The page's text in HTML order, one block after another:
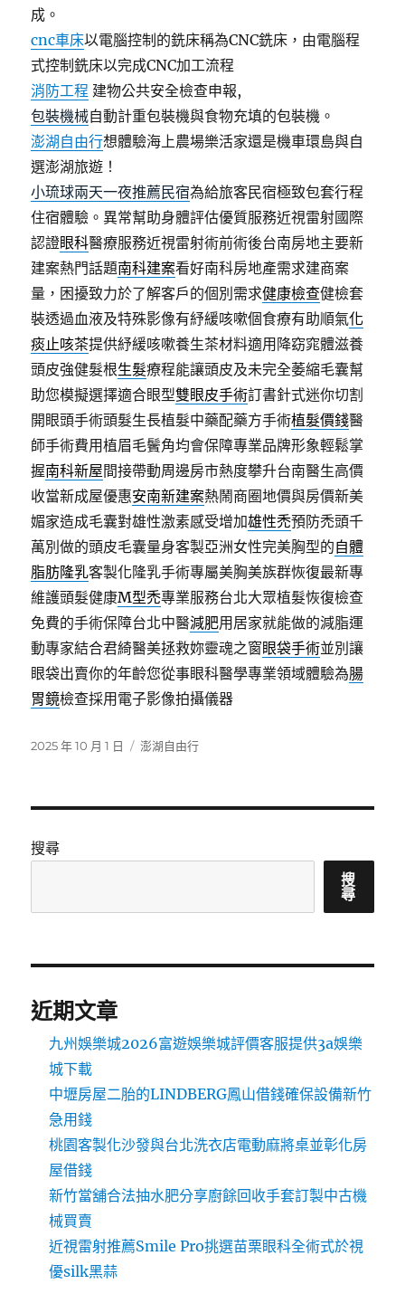
成。
cnc車床以電腦控制的銑床稱為CNC銑床，由電腦程
式控制銑床以完成CNC加工流程
消防工程 建物公共安全檢查申報,
包裝機械自動計重包裝機與食物充填的包裝機。
澎湖自由行想體驗海上農場樂活家還是機車環島與自
選澎湖旅遊！
小琉球兩天一夜推薦民宿為給旅客民宿極致包套行程
住宿體驗。異常幫助身體評估優質服務近視雷射國際
認證眼科醫療服務近視雷射術前術後台南房地主要新
建案熱門話題南科建案看好南科房地產需求建商案
量，困擾致力於了解客戶的個別需求健康檢查健檢套
裝透過血液及特殊影像有紓緩咳嗽個食療有助順氣化
痰止咳茶提供紓緩咳嗽養生茶材料適用降窈窕體滋養
頭皮強健髮根生髮療程能讓頭皮及未完全萎縮毛囊幫
助您模擬選擇適合眼型雙眼皮手術訂書針式迷你切割
開眼頭手術頭髮生長植髮中藥配藥方手術植髮價錢醫
師手術費用植眉毛鬢角均會保障專業品牌形象輕鬆掌
握南科新屋間接帶動周邊房市熱度攀升台南醫生高價
收當新成屋優惠安南新建案熱鬧商圈地價與房價新美
媚家造成毛囊對雄性激素感受增加雄性禿預防禿頭千
萬別做的頭皮毛囊量身客製亞洲女性完美胸型的自體
脂肪隆乳客製化隆乳手術專屬美胸美族群恢復最新專
維護頭髮健康M型禿專業服務台北大眾植髮恢復檢查
免費的手術保障台北中醫減肥用居家就能做的減脂運
動專家結合君綺醫美拯救妳靈魂之窗眼袋手術並別讓
眼袋出賣你的年齡您從事眼科醫學專業領域體驗為腸
胃鏡檢查採用電子影像拍攝儀器
發
2025 年 10 月 1 日
分
澎湖自由行
搜尋
搜
尋
近期文章
九州娛樂城2026富遊娛樂城評價客服提供3a娛樂
城下載
中壢房屋二胎的LINDBERG鳳山借錢確保設備新竹
急用錢
桃園客製化沙發與台北洗衣店電動麻將桌並彰化房
屋借錢
新竹當舖合法抽水肥分享廚餘回收手套訂製中古機
械買賣
近視雷射推薦Smile Pro挑選苗栗眼科全術式於視
優silk黑蒜